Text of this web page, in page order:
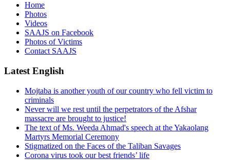
Home
Photos
Videos
SAAJS on Facebook
Photos of Victims
Contact SAAJS
Latest English
Mojtaba is another youth of our country who fell victim to
criminals
Never will we rest until the perpetrators of the Afshar
massacre are brought to justice!
The text of Ms. Weeda Ahmad's speech at the Yakaolang
Martyrs Memorial Ceremony
Stigmatized on the Faces of the Taliban Savages
Corona virus took our best friends’ life